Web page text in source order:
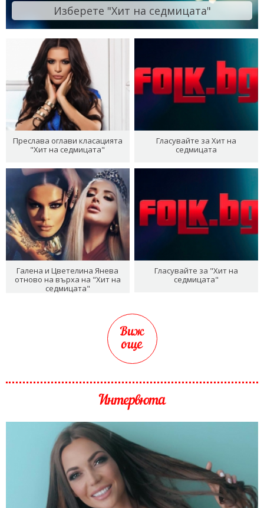
Изберете "Хит на седмицата"
Преслава оглави класацията
"Хит на седмицата"
Гласувайте за Хит на
седмицата
Галена и Цветелина Янева
отново на върха на "Хит на
седмицата"
Гласувайте за "Хит на
седмицата"
Виж
още
Интервюта